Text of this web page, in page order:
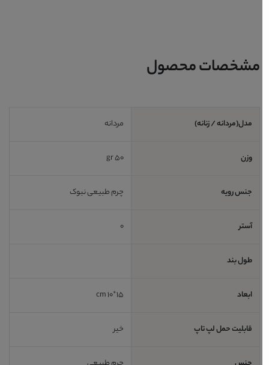
مشخصات محصول
مدل(مردانه / زنانه) مردانه
وزن 50 gr
جنس رویه چرم طبیعی نبوک
آستر
طول بند
ابعاد
قابلیت حمل لپ تاپ خیر